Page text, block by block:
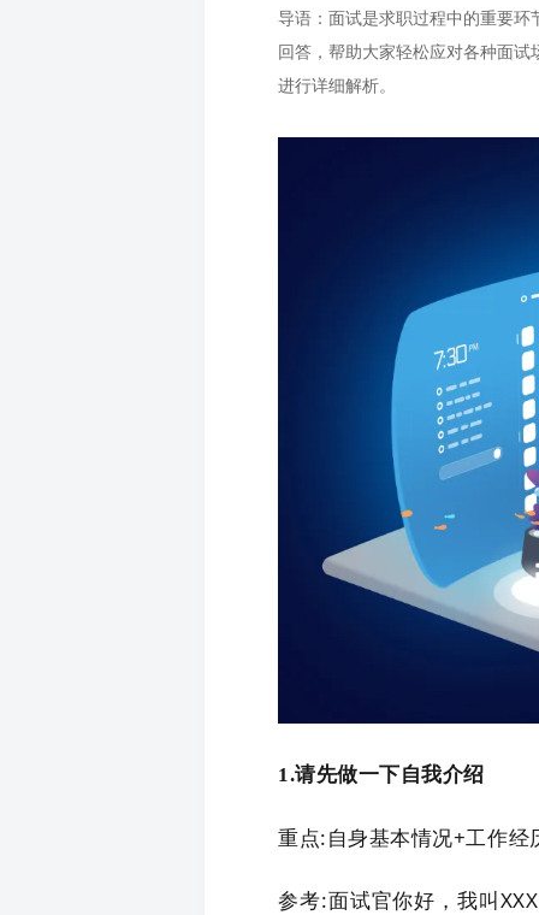
导语：面试是求职过程中的重要环
回答，帮助大家轻松应对各种面
进行详细解析。
1.请先做一下自我介绍
重点:自身基本情况+工作
参考:面试官你好，我叫